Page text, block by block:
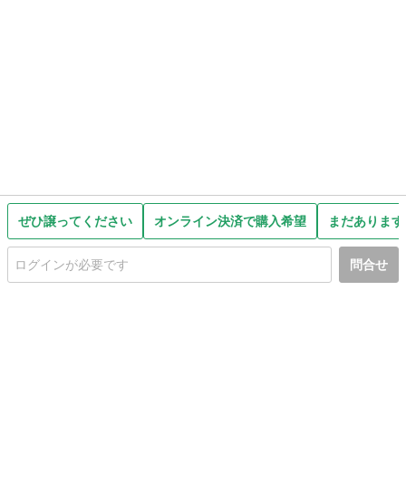
ぜひ譲ってください オンライン決済で購入希望 まだありま
問合せ